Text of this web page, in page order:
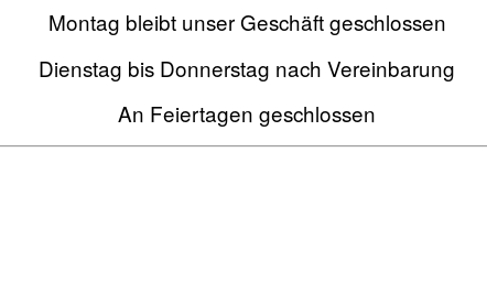
Montag bleibt unser Geschäft geschlossen
Dienstag bis Donnerstag nach Vereinbarung
An Feiertagen geschlossen